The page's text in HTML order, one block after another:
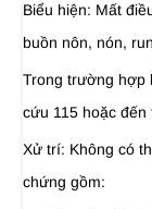
Biểu hiện: Mất
buồn nôn, nón,
Trong trường hợp
cứu 115 hoặc
Xử trí: Không có
chứng gồm: